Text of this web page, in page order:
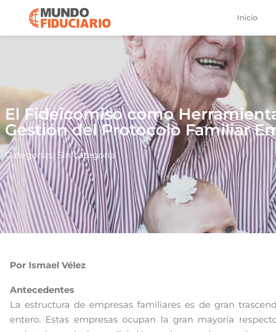
Inicio
El Fideicomiso como
Gestión del Protocolo Familiar
Categorías: Sin categoría
Por Ismael Vélez
Antecedentes
La estructura de empresas familiares es de gran
entero. Estas empresas ocupan la gran mayoría